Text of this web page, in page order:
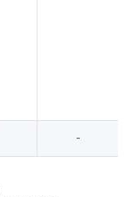
-